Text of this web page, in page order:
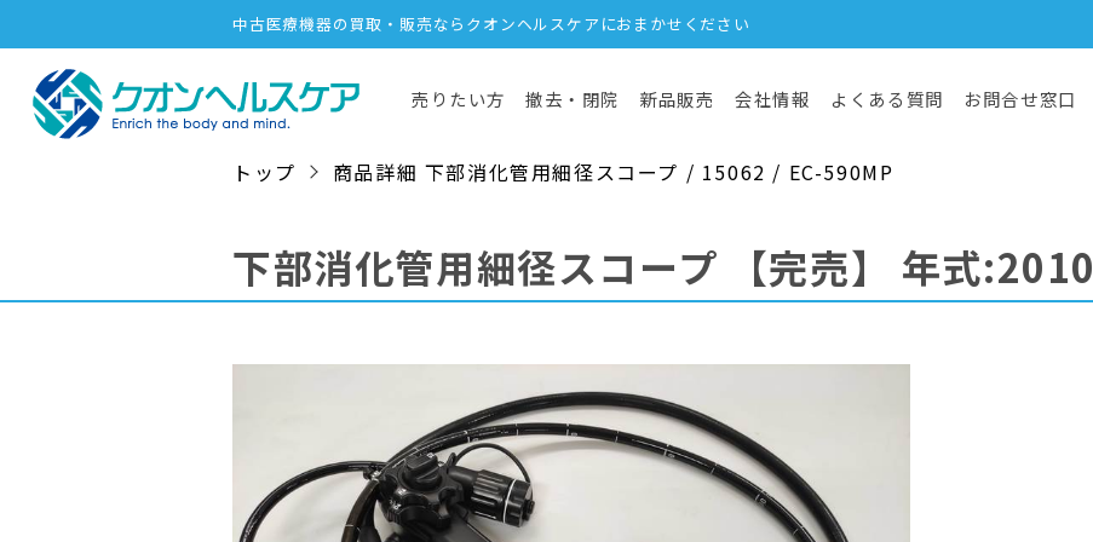
中古医療機器の買取・販売ならクオンヘルスケアにおまかせください
売りたい方 撤去・閉院 新品販売 会社情報 よくある質問 お問合せ窓口
トップ 商品詳細 下部消化管用細径スコープ / 15062 / EC-590MP
下部消化管用細径スコープ 【完売】 年式:2010